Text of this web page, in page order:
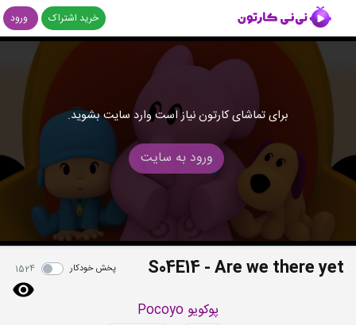
خرید اشتراک ورود
برای تماشای کارتون نیاز است وارد سایت بشوید.
ورود به سایت
S04E14 - Are we there yet پخش خودکار 1524
پوکویو Pocoyo